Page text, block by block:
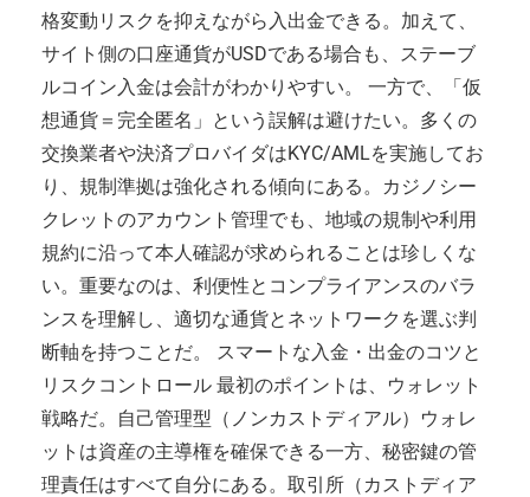
格変動リスクを抑えながら入出金できる。加えて、
サイト側の口座通貨がUSDである場合も、ステーブ
ルコイン入金は会計がわかりやすい。 一方で、「仮
想通貨＝完全匿名」という誤解は避けたい。多くの
交換業者や決済プロバイダはKYC/AMLを実施してお
り、規制準拠は強化される傾向にある。カジノシー
クレットのアカウント管理でも、地域の規制や利用
規約に沿って本人確認が求められることは珍しくな
い。重要なのは、利便性とコンプライアンスのバラ
ンスを理解し、適切な通貨とネットワークを選ぶ判
断軸を持つことだ。 スマートな入金・出金のコツと
リスクコントロール 最初のポイントは、ウォレット
戦略だ。自己管理型（ノンカストディアル）ウォレ
ットは資産の主導権を確保できる一方、秘密鍵の管
理責任はすべて自分にある。取引所（カストディア